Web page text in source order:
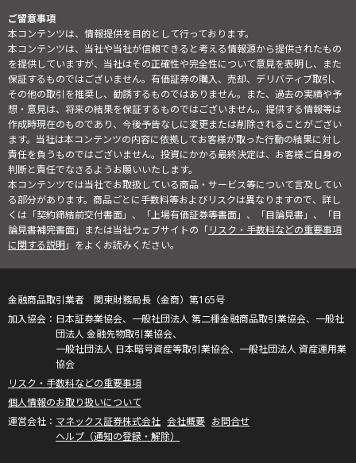
ご留意事項
本コンテンツは、情報提供を目的として行っております。
本コンテンツは、当社や当社が信頼できると考える情報源から提供されたもの
を提供していますが、当社はその正確性や完全性について意見を表明し、また
保証するものではございません。有価証券の購入、売却、デリバティブ取引、
その他の取引を推奨し、勧誘するものではありません。また、過去の実績や予
想・意見は、将来の結果を保証するものではございません。提供する情報等は
作成時現在のものであり、今後予告なしに変更または削除されることがござい
ます。当社は本コンテンツの内容に依拠してお客様が取った行動の結果に対し
責任を負うものではございません。投資にかかる最終決定は、お客様ご自身の
判断と責任でなさるようお願いいたします。
本コンテンツでは当社でお取扱している商品・サービス等について言及してい
る部分があります。商品ごとに手数料等およびリスクは異なりますので、詳し
くは「契約締結前交付書面」、「上場有価証券等書面」、「目論見書」、「目
論見書補完書面」または当社ウェブサイトの「リスク・手数料などの重要事項
に関する説明」をよくお読みください。
金融商品取引業者 関東財務局長（金商）第165号
日本証券業協会、一般社団法人 第二種金融商品取引業協会、一般社
団法人 金融先物取引業協会、
一般社団法人 日本暗号資産等取引業協会、一般社団法人 資産運用業
協会
リスク・手数料などの重要事項
個人情報のお取り扱いについて
マネックス証券株式会社 会社概要 お問合せ
ヘルプ（通知の登録・解除）